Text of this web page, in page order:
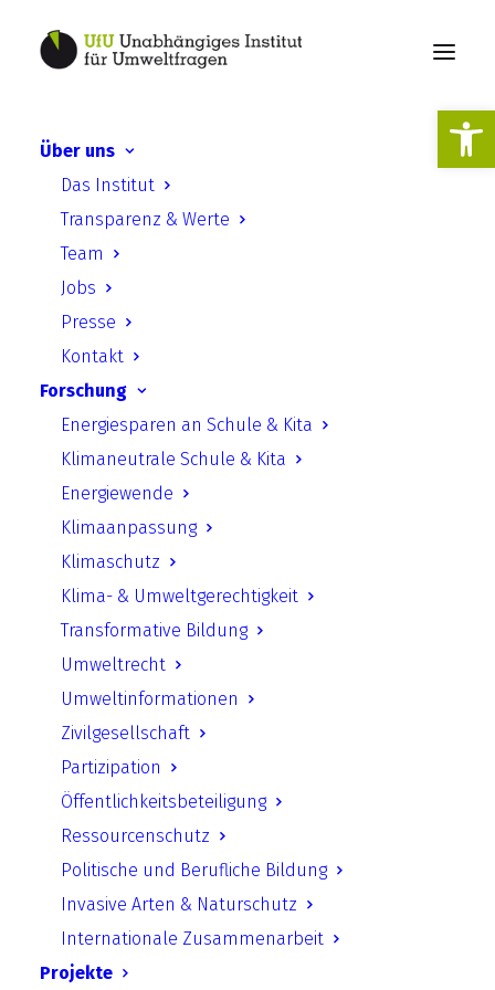
Über uns
Das Institut
Transparenz & Werte
Team
Jobs
Presse
Kontakt
Forschung
Energiesparen an Schule & Kita
Klimaneutrale Schule & Kita
Energiewende
Klimaanpassung
Klimaschutz
Klima- & Umweltgerechtigkeit
Transformative Bildung
Umweltrecht
Umweltinformationen
Zivilgesellschaft
Partizipation
Öffentlichkeitsbeteiligung
Ressourcenschutz
Politische und Berufliche Bildung
Invasive Arten & Naturschutz
Internationale Zusammenarbeit
Projekte
Zugang zu
Umweltinformationen der
Europäischen Union
Zugang zu
Umweltinformationen der
Europäischen Union
UfU.de | Unabhängiges Institut für Umweltfragen
­ Greifswalder Straße 4, 10405 Berlin Telefon:
Standort HalleGroße Klausstraße 11, 06108 Halle Telefon:
+49 345 202 65 30